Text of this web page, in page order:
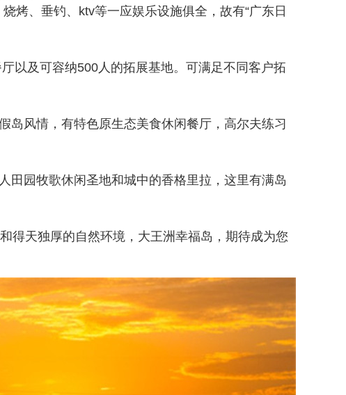
烤、垂钓、ktv等一应娱乐设施俱全，故有“广东日
以及可容纳500人的拓展基地。可满足不同客户拓
风情，有特色原生态美食休闲餐厅，高尔夫练习
田园牧歌休闲圣地和城中的香格里拉，这里有满岛
得天独厚的自然环境，大王洲幸福岛，期待成为您